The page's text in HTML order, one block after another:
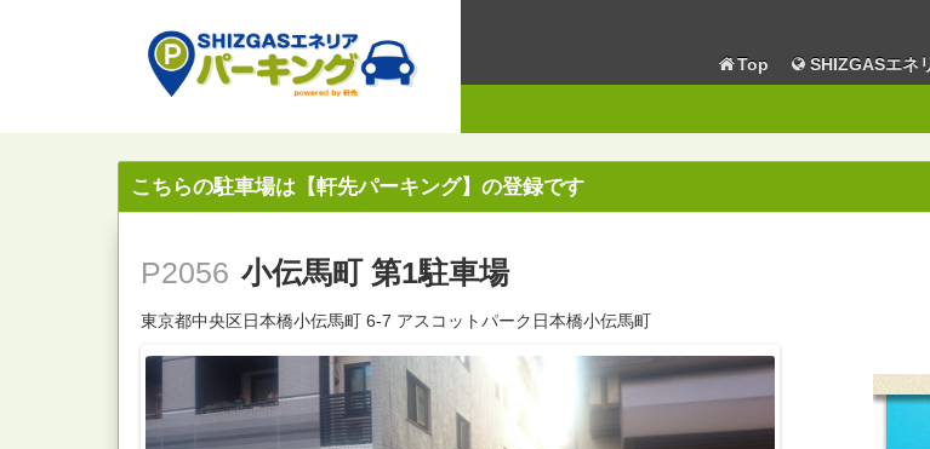
Top SHIZGASエネ
こちらの駐車場は【軒先パーキング】の登録です
P2056 小伝馬町 第1駐車場
東京都中央区日本橋小伝馬町 6-7 アスコットパーク日本橋小伝馬町